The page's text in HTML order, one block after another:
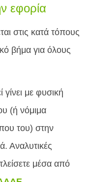
εφορία
στις κατά τόπους
βήμα για όλους
με φυσική
(ή νόμιμα
του) στην
Αναλυτικές
μέσα από